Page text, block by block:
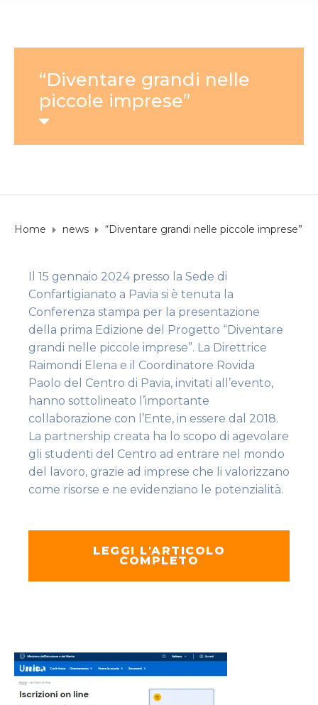
“Diventare grandi nelle
piccole imprese”
Home news “Diventare grandi nelle piccole imprese”
Il 15 gennaio 2024 presso la Sede di
Confartigianato a Pavia si è tenuta la
Conferenza stampa per la presentazione
della prima Edizione del Progetto “Diventare
grandi nelle piccole imprese”. La Direttrice
Raimondi Elena e il Coordinatore Rovida
Paolo del Centro di Pavia, invitati all’evento,
hanno sottolineato l’importante
collaborazione con l’Ente, in essere dal 2018.
La partnership creata ha lo scopo di agevolare
gli studenti del Centro ad entrare nel mondo
del lavoro, grazie ad imprese che li valorizzano
come risorse e ne evidenziano le potenzialità.
LEGGI L'ARTICOLO
COMPLETO